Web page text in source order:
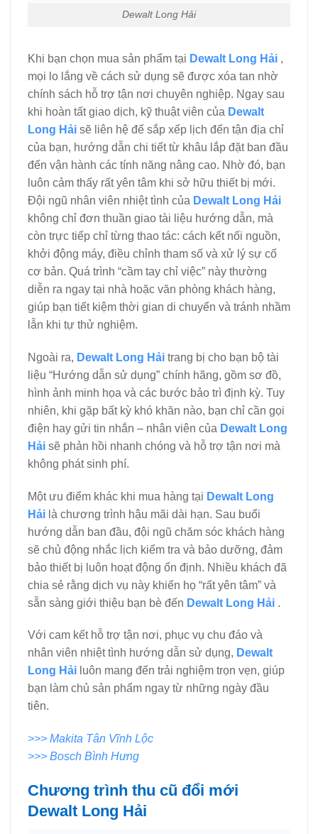
Dewalt Long Hải
Khi bạn chọn mua sản phẩm tại Dewalt Long Hải ,
mọi lo lắng về cách sử dụng sẽ được xóa tan nhờ
chính sách hỗ trợ tận nơi chuyên nghiệp. Ngay sau
khi hoàn tất giao dịch, kỹ thuật viên của Dewalt
Long Hải sẽ liên hệ để sắp xếp lịch đến tận địa chỉ
của bạn, hướng dẫn chi tiết từ khâu lắp đặt ban đầu
đến vận hành các tính năng nâng cao. Nhờ đó, bạn
luôn cảm thấy rất yên tâm khi sở hữu thiết bị mới.
Đội ngũ nhân viên nhiệt tình của Dewalt Long Hải
không chỉ đơn thuần giao tài liệu hướng dẫn, mà
còn trực tiếp chỉ từng thao tác: cách kết nối nguồn,
khởi động máy, điều chỉnh tham số và xử lý sự cố
cơ bản. Quá trình “cầm tay chỉ việc” này thường
diễn ra ngay tại nhà hoặc văn phòng khách hàng,
giúp bạn tiết kiệm thời gian di chuyển và tránh nhầm
lẫn khi tự thử nghiệm.
Ngoài ra, Dewalt Long Hải trang bị cho bạn bộ tài
liệu “Hướng dẫn sử dụng” chính hãng, gồm sơ đồ,
hình ảnh minh họa và các bước bảo trì định kỳ. Tuy
nhiên, khi gặp bất kỳ khó khăn nào, bạn chỉ cần gọi
điện hay gửi tin nhắn – nhân viên của Dewalt Long
Hải sẽ phản hồi nhanh chóng và hỗ trợ tận nơi mà
không phát sinh phí.
Một ưu điểm khác khi mua hàng tại Dewalt Long
Hải là chương trình hậu mãi dài hạn. Sau buổi
hướng dẫn ban đầu, đội ngũ chăm sóc khách hàng
sẽ chủ động nhắc lịch kiểm tra và bảo dưỡng, đảm
bảo thiết bị luôn hoạt động ổn định. Nhiều khách đã
chia sẻ rằng dịch vụ này khiến họ “rất yên tâm” và
sẵn sàng giới thiệu bạn bè đến Dewalt Long Hải .
Với cam kết hỗ trợ tận nơi, phục vụ chu đáo và
nhân viên nhiệt tình hướng dẫn sử dụng, Dewalt
Long Hải luôn mang đến trải nghiệm trọn vẹn, giúp
bạn làm chủ sản phẩm ngay từ những ngày đầu
tiên.
>>> Makita Tân Vĩnh Lộc
>>> Bosch Bình Hưng
Chương trình thu cũ đổi mới
Dewalt Long Hải